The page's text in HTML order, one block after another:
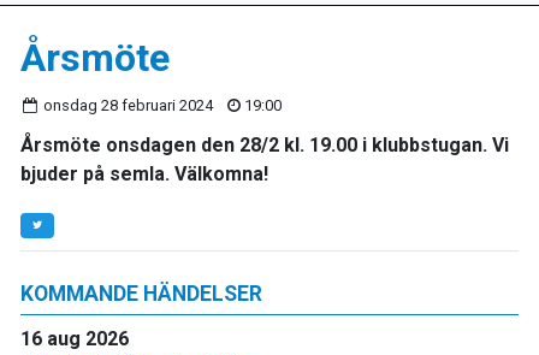
KOMMANDE HÄNDELSER
16 aug 2026
Årsmöte
onsdag 28 februari 2024 19:00
Årsmöte onsdagen den 28/2 kl. 19.00 i klubbstugan. Vi
bjuder på semla. Välkomna!